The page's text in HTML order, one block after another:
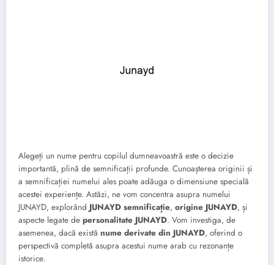
Alegeți un nume pentru copilul dumneavoastră este o decizie
importantă, plină de semnificații profunde. Cunoașterea originii și
a semnificației numelui ales poate adăuga o dimensiune specială
acestei experiențe. Astăzi, ne vom concentra asupra numelui
JUNAYD, explorând JUNAYD semnificație, origine JUNAYD, și
aspecte legate de personalitate JUNAYD. Vom investiga, de
asemenea, dacă există nume derivate din JUNAYD, oferind o
perspectivă completă asupra acestui nume arab cu rezonanțe
istorice.